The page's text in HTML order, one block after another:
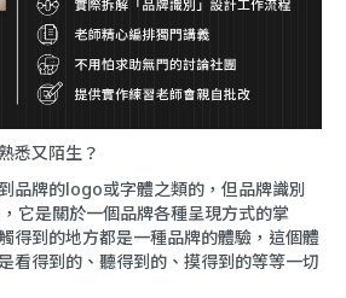
悉又陌生？
品牌的logo或字體之類的，但品牌識別
它是關於一個品牌各種呈現方式的掌
得到的地方都是一種品牌的體驗，這個體
看得到的、聽得到的、摸得到的等等一切